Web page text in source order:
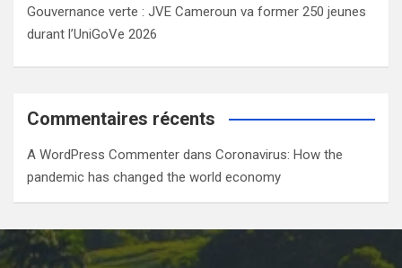
Gouvernance verte : JVE Cameroun va former 250 jeunes
durant l’UniGoVe 2026
Commentaires récents
A WordPress Commenter dans Coronavirus: How the
pandemic has changed the world economy